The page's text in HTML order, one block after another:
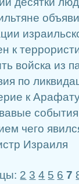
к
войска из
по
к
чего
Израиля
2 3 4 5 6 7